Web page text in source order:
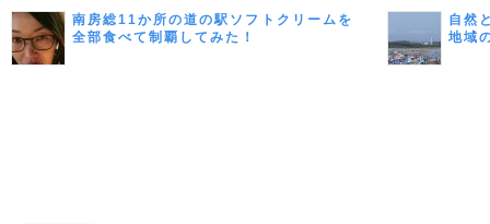
南房総11か所の道の駅ソフトクリームを
全部食べて制覇してみた！
自然
地域